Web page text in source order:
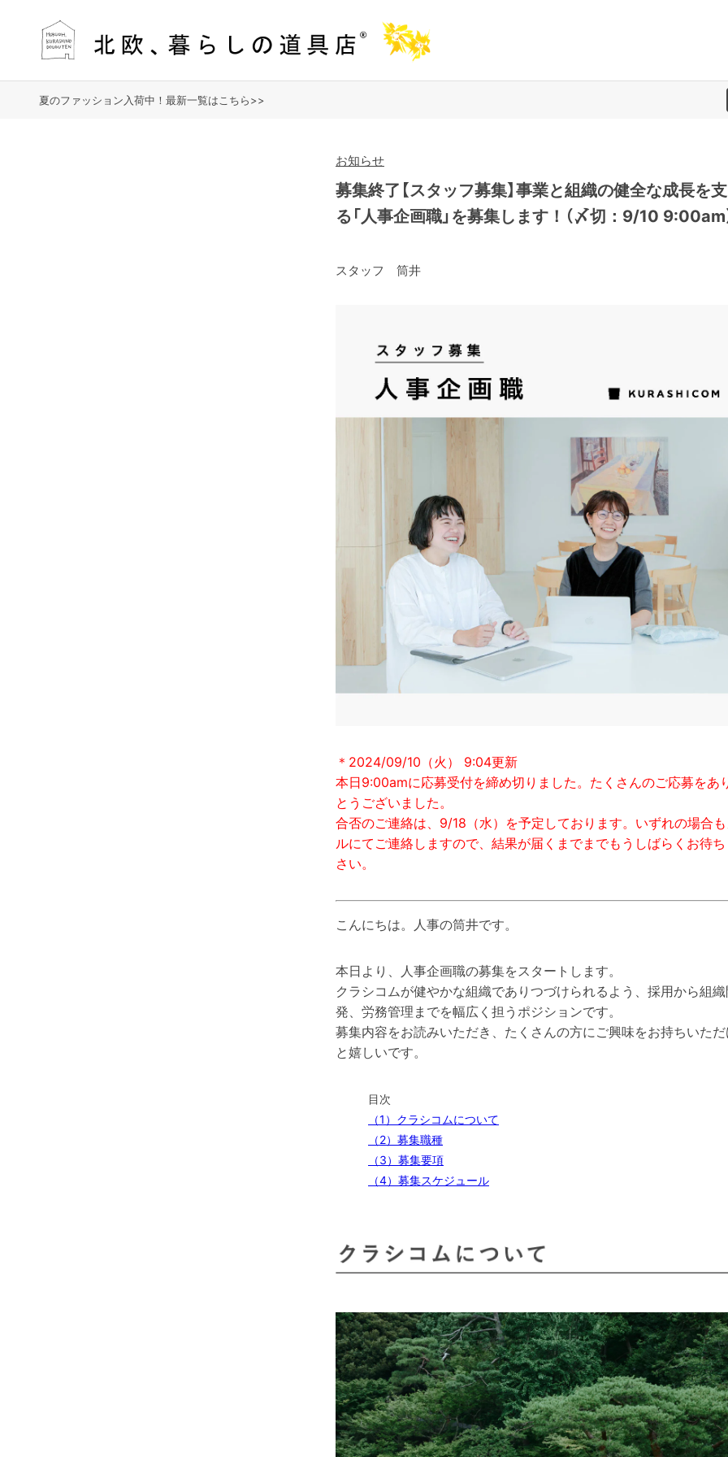
夏のファッション入荷中！最新一覧はこちら>>
お知らせ
募集終了【スタッフ募集】事業と組織の健全な成長を支
る「人事企画職」を募集します！（〆切：9/10 9:00am
スタッフ 筒井
＊2024/09/10（火） 9:04更新
本日9:00amに応募受付を締め切りました。たくさんのご応募をあ
とうございました。
合否のご連絡は、9/18（水）を予定しております。いずれの場合
ルにてご連絡しますので、結果が届くまでまでもうしばらくお待
さい。
こんにちは。人事の筒井です。
本日より、人事企画職の募集をスタートします。
クラシコムが健やかな組織でありつづけられるよう、採用から組織
発、労務管理までを幅広く担うポジションです。
募集内容をお読みいただき、たくさんの方にご興味をお持ちいただ
と嬉しいです。
目次
（1）クラシコムについて
（2）募集職種
（3）募集要項
（4）募集スケジュール